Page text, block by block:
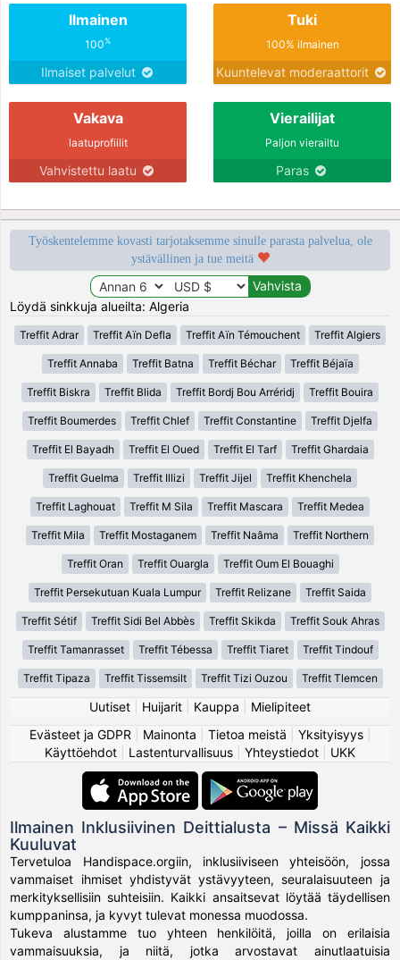
Ilmainen
100%
Ilmaiset palvelut
Tuki
100% ilmainen
Kuuntelevat moderaattorit
Vakava
laatuprofiilit
Vahvistettu laatu
Vierailijat
Paljon vierailtu
Paras
Työskentelemme kovasti tarjotaksemme sinulle parasta palvelua, ole
ystävällinen ja tue meitä
Löydä sinkkuja alueilta: Algeria
Treffit Adrar Treffit Aïn Defla Treffit Aïn Témouchent Treffit Algiers
Treffit Annaba Treffit Batna Treffit Béchar Treffit Béjaïa
Treffit Biskra Treffit Blida Treffit Bordj Bou Arréridj Treffit Bouira
Treffit Boumerdes Treffit Chlef Treffit Constantine Treffit Djelfa
Treffit El Bayadh Treffit El Oued Treffit El Tarf Treffit Ghardaia
Treffit Guelma Treffit Illizi Treffit Jijel Treffit Khenchela
Treffit Laghouat Treffit M Sila Treffit Mascara Treffit Medea
Treffit Mila Treffit Mostaganem Treffit Naâma Treffit Northern
Treffit Oran Treffit Ouargla Treffit Oum El Bouaghi
Treffit Persekutuan Kuala Lumpur Treffit Relizane Treffit Saida
Treffit Sétif Treffit Sidi Bel Abbès Treffit Skikda Treffit Souk Ahras
Treffit Tamanrasset Treffit Tébessa Treffit Tiaret Treffit Tindouf
Treffit Tipaza Treffit Tissemsilt Treffit Tizi Ouzou Treffit Tlemcen
Uutiset Huijarit Kauppa
Mielipiteet
Evästeet ja GDPR
Mainonta Tietoa meistä Yksityisyys|
Käyttöehdot
Lastenturvallisuus Yhteystiedot UKK
Ilmainen Inklusiivinen Deittialusta – Missä Kaikki
Kuuluvat
Tervetuloa Handispace.orgiin, inklusiiviseen yhteisöön, jossa
vammaiset ihmiset yhdistyvät ystävyyteen, seuralaisuuteen ja
merkityksellisiin suhteisiin. Kaikki ansaitsevat löytää täydellisen
kumppaninsa, ja kyvyt tulevat monessa muodossa.
Tukeva alustamme tuo yhteen henkilöitä, joilla on erilaisia
vammaisuuksia, ja niitä, jotka arvostavat ainutlaatuisia